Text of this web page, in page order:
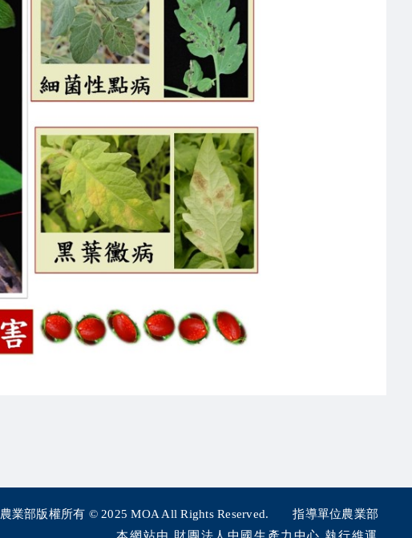
農業部版權所有 © 2025MOA All Rights Reserved.
指導單位農業部
本網站由 財團法人中國生產力中心 執行維運